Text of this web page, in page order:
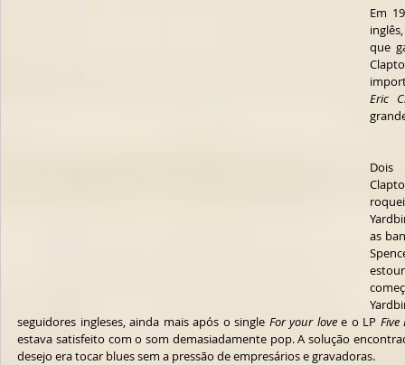
Em
que
Eric
Dois
as
seguidores ingleses, ainda mais após o single For your love e o LP Five
estava satisfeito com o som demasiadamente pop. A solução
desejo era tocar blues sem a pressão de empresários e gravadoras.